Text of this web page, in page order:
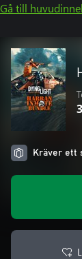
Gå till
Kräver ett